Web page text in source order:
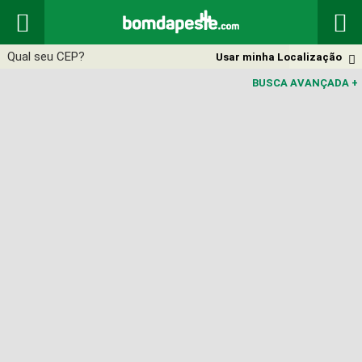
 

Usar minha Localização
BUSCA AVANÇADA +